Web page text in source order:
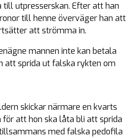
till utpresserskan. Efter att han
till henne överväger han att
att strömma in.
mannen inte kan betala
att sprida ut falska rykten om
skickar närmare en kvarts
att hon ska låta bli att sprida
med falska pedofila